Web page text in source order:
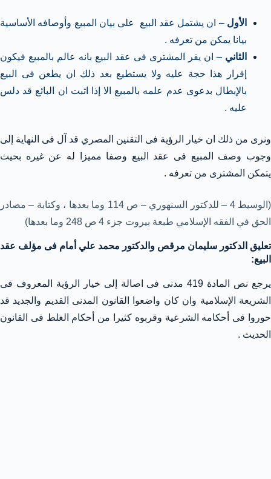
الأول – ان يشتمل عقد البيع على بيان المبيع وأوصافه الأساسية
بيانا يمكن من تعرفه .
الثاني – ان يقر المشترى فى عقد البيع بانه عالم بالمبيع فيكون
إقرار هذا حجة عليه ولا يستطيع بعد ذلك ان يطعن فى البيع
بالإبطال بدعوى عدم علمه بالمبيع الا إذا اثبت ان البائع قد دلس
عليه .
ونرى من ذلك ان خيار الرؤية فى التقنين المصري قد آل فى النهاية إلى
وجوب وصف المبيع فى عقد البيع وصفا مميزا له عن غيره بحيث
يتمكن المشترى من تعرفه .
(الوسيط 4 – للدكتور السنهوري – ص 114 وما بعدها ، وكتابة – مصادر
الحق في الفقه الإسلامي طبعة بيروت جزء 4 ص 248 وما بعدها)
تعليق الدكتور سليمان مرقص والدكتور محمد علي أمام فى مؤلف عقد
البيع:
يرجع نص المادة 419 مدنى فى اصالة إلى خيار الرؤية المعروف فى
الشريعة الإسلامية وان كان واضعوا القانون المدنى القديم والجديد قد
حوروا فى أحكامه الشرعية وقربوه كثيرا من أحكام الغلط فى القانون
الحديث .